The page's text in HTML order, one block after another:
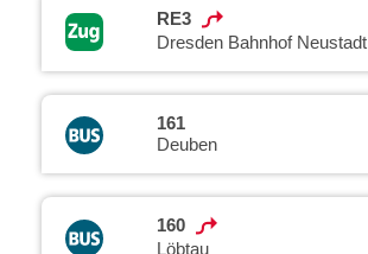
RE3
Dresden Bahnhof Neustadt
161
Deuben
160
Löbtau